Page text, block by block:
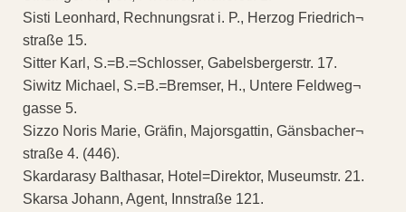
Sisti Leonhard, Rechnungsrat i. P., Herzog Friedrich¬
straße 15.
Sitter Karl, S.=B.=Schlosser, Gabelsbergerstr. 17.
Siwitz Michael, S.=B.=Bremser, H., Untere Feldweg¬
gasse 5.
Sizzo Noris Marie, Gräfin, Majorsgattin, Gänsbacher¬
straße 4. (446).
Skardarasy Balthasar, Hotel=Direktor, Museumstr. 21.
Skarsa Johann, Agent, Innstraße 121.